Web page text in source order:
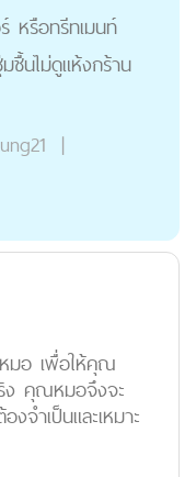
หรือทรีทเมนท์
ชื้นไม่ดูแห้งกร้าน
|
มอ เพื่อให้คุณ
ง คุณหมอจึงจะ
จำเป็นและเหมาะ